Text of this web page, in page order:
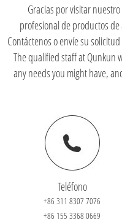
Gracias por visitar
profesional de productos
Contáctenos o envíe su
The qualified staff at Qunkun
any needs you might have,
Teléfono
+86 311 8307 7076
+86 155 3368 0669